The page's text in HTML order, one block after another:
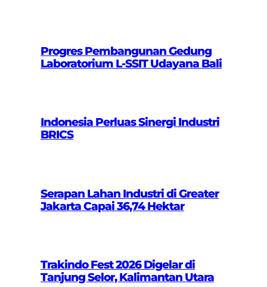
Progres Pembangunan Gedung
Laboratorium L-SSIT Udayana Bali
Indonesia Perluas Sinergi Industri
BRICS
Serapan Lahan Industri di Greater
Jakarta Capai 36,74 Hektar
Trakindo Fest 2026 Digelar di
Tanjung Selor, Kalimantan Utara